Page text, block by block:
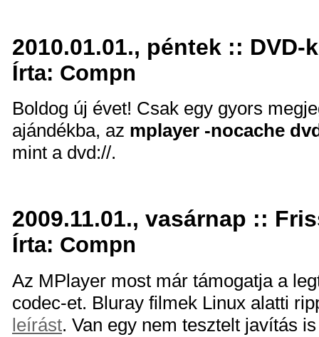
2010.01.01., péntek :: DVD-k
Írta: Compn
Boldog új évet! Csak egy gyors
ajándékba, az mplayer -nocache
mint a dvd://.
2009.11.01., vasárnap ::
Írta: Compn
Az MPlayer most már támogatja a
codec-et. Bluray filmek Linux alatti
leírást. Van egy nem tesztelt javítás